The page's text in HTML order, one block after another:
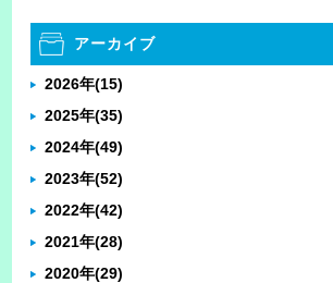
アーカイブ
2026年(15)
2025年(35)
2024年(49)
2023年(52)
2022年(42)
2021年(28)
2020年(29)